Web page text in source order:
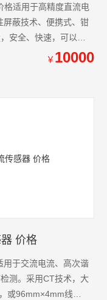
格适用于高精度直流电
屏蔽技术、便携式、钳
安全、快速，可以连
精度数字多用表等。
￥ 10000
价格
用于交流电流、高次谐
测。采用CT技术，大
或96mm×4mm线